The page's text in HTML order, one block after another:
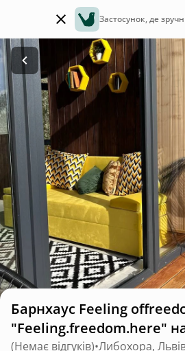
Застосунок, де
Барнхаус Feeling
"Feeling.freedom.here"
(Немає відгуків)•Либохора,